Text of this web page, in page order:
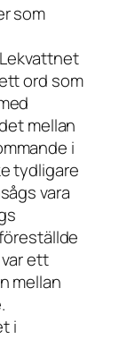
som
ord som
mellan
i
tydligare
vara
ett
mellan
i